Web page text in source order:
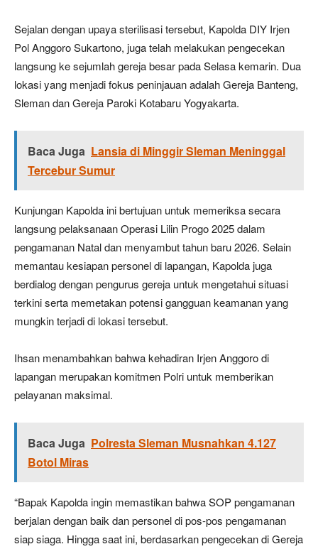
Sejalan dengan upaya sterilisasi tersebut, Kapolda DIY Irjen
Pol Anggoro Sukartono, juga telah melakukan pengecekan
langsung ke sejumlah gereja besar pada Selasa kemarin. Dua
lokasi yang menjadi fokus peninjauan adalah Gereja Banteng,
Sleman dan Gereja Paroki Kotabaru Yogyakarta.
Baca Juga Lansia di Minggir Sleman Meninggal
Tercebur Sumur
Kunjungan Kapolda ini bertujuan untuk memeriksa secara
langsung pelaksanaan Operasi Lilin Progo 2025 dalam
pengamanan Natal dan menyambut tahun baru 2026. Selain
memantau kesiapan personel di lapangan, Kapolda juga
berdialog dengan pengurus gereja untuk mengetahui situasi
terkini serta memetakan potensi gangguan keamanan yang
mungkin terjadi di lokasi tersebut.
Ihsan menambahkan bahwa kehadiran Irjen Anggoro di
lapangan merupakan komitmen Polri untuk memberikan
pelayanan maksimal.
Baca Juga Polresta Sleman Musnahkan 4.127
Botol Miras
“Bapak Kapolda ingin memastikan bahwa SOP pengamanan
berjalan dengan baik dan personel di pos-pos pengamanan
siap siaga. Hingga saat ini, berdasarkan pengecekan di Gereja